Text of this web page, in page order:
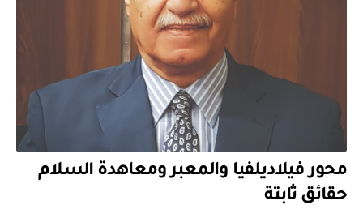
محور فيلاديلفيا والمعبر ومعاهدة السلام
حقائق ثابتة